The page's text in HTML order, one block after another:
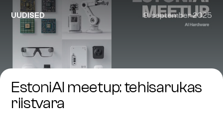
UUDISED 9. september 2025
EstoniAI meetup: tehisarukas
riistvara